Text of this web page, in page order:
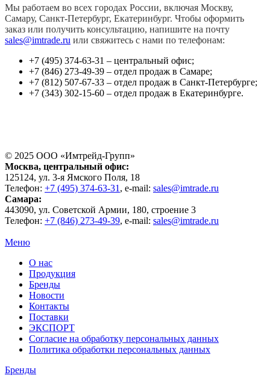
Мы работаем во всех городах России, включая Москву,
Самару, Санкт-Петербург, Екатеринбург. Чтобы оформить
заказ или получить консультацию, напишите на почту
sales@imtrade.ru или свяжитесь с нами по телефонам:
+7 (495) 374-63-31 – центральный офис;
+7 (846) 273-49-39 – отдел продаж в Самаре;
+7 (812) 507-67-33 – отдел продаж в Санкт-Петербурге;
+7 (343) 302-15-60 – отдел продаж в Екатеринбурге.
© 2025 ООО «Имтрейд-Групп»
Москва, центральный офис:
125124, ул. 3-я Ямского Поля, 18
Телефон: +7 (495) 374-63-31 , e-mail: sales@imtrade.ru
Самара:
443090, ул. Советской Армии, 180, строение 3
Телефон: +7 (846) 273-49-39, e-mail: sales@imtrade.ru
Меню
О нас
Продукция
Бренды
Новости
Контакты
Поставки
ЭКСПОРТ
Согласие на обработку персональных данных
Политика обработки персональных данных
Бренды